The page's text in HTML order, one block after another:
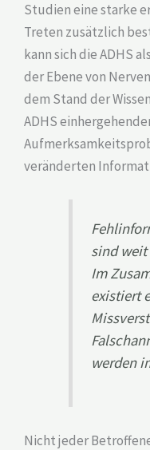
Studien eine starke
Treten zusätzlich
kann sich die ADHS
der Ebene von
dem Stand der
ADHS
veränderten
sind
Im
existiert
werden
Nicht jeder